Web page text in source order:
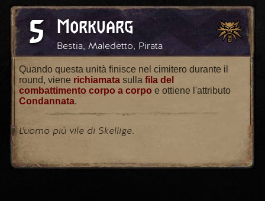
5 Morkvarg
Bestia, Maledetto, Pirata
Quando questa unità finisce nel cimitero durante il
round, viene richiamata sulla fila del
combattimento corpo a corpo e ottiene l'attributo
Condannata.
L'uomo più vile di Skellige.